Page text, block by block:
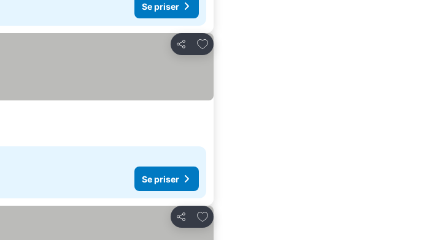
Se priser
Dela
Lägg till i Mina Favoriter
Se priser
Dela
Lägg till i Mina Favoriter